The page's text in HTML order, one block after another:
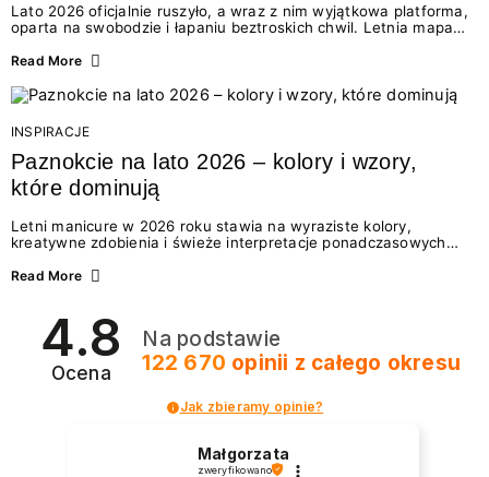
Lato 2026 oficjalnie ruszyło, a wraz z nim wyjątkowa platforma,
oparta na swobodzie i łapaniu beztroskich chwil. Letnia mapa
doświadczenia wakacji – od spontanicznych wyjazdów, przez
Motywem przewodnim jest eksplorowanie i kolekcjonowanie
letnich momentów. Z tej okazji przygotowaliśmy coś absolutnie
wyjątkowego: wielki konkurs z wakacje.pl oraz dawkę
najgorętszych trendów w...
Read More
INSPIRACJE
Paznokcie na lato 2026 – kolory i wzory,
które dominują
Letni manicure w 2026 roku stawia na wyraziste kolory,
kreatywne zdobienia i świeże interpretacje ponadczasowych
zarówno energetycznych odcieni inspirowanych wakacjami, jak
2026? Znajdź inspirację dla swojego manicure!
Read More
4.8
Ocena
Na podstawie
122 670 opinii z całego okresu
Jak zbieramy opinie?
Małgorzata
zweryfikowano